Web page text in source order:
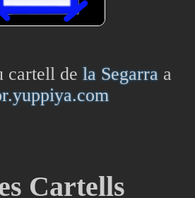
cartell de la Segarraa
Cartells